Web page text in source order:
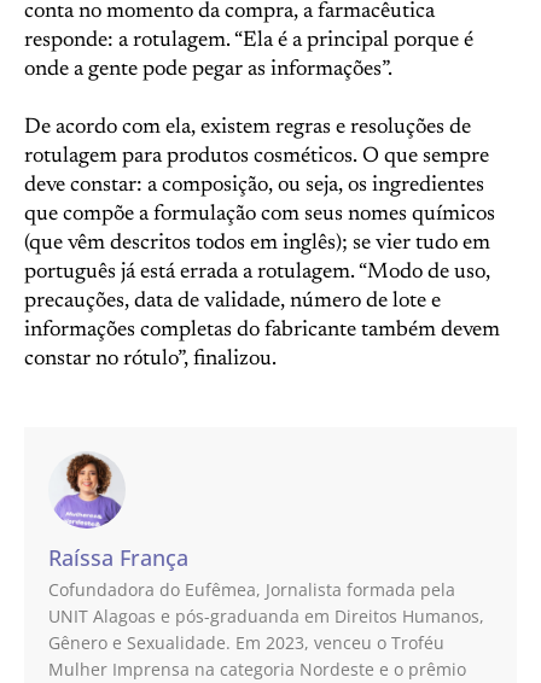
conta no momento da compra, a farmacêutica
responde: a rotulagem. “Ela é a principal porque é
onde a gente pode pegar as informações”.
De acordo com ela, existem regras e resoluções de
rotulagem para produtos cosméticos. O que sempre
deve constar: a composição, ou seja, os ingredientes
que compõe a formulação com seus nomes químicos
(que vêm descritos todos em inglês); se vier tudo em
português já está errada a rotulagem. “Modo de uso,
precauções, data de validade, número de lote e
informações completas do fabricante também devem
constar no rótulo”, finalizou.
Raíssa França
Cofundadora do Eufêmea, Jornalista formada pela
UNIT Alagoas e pós-graduanda em Direitos Humanos,
Gênero e Sexualidade. Em 2023, venceu o Troféu
Mulher Imprensa na categoria Nordeste e o prêmio